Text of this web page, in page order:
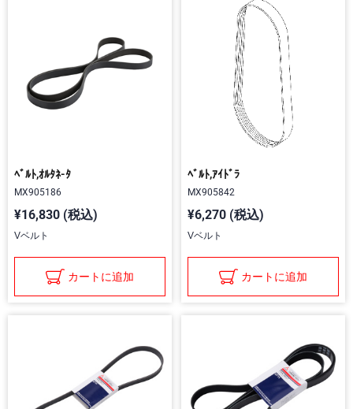
ﾍﾞﾙﾄ,ｵﾙﾀﾈ-ﾀ
MX905186
¥16,830 (税込)
Vベルト
カートに追加
ﾍﾞﾙﾄ,ｱｲﾄﾞﾗ
MX905842
¥6,270 (税込)
Vベルト
カートに追加